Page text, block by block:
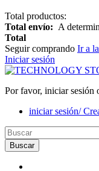
Total productos:
Total envío: A
Total
Seguir comprando Ir a
Iniciar sesión
Por favor, iniciar sesión
iniciar sesión/
Buscar